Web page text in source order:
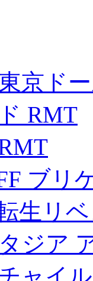
京ド
RMT
ブリ
生リ
ジア